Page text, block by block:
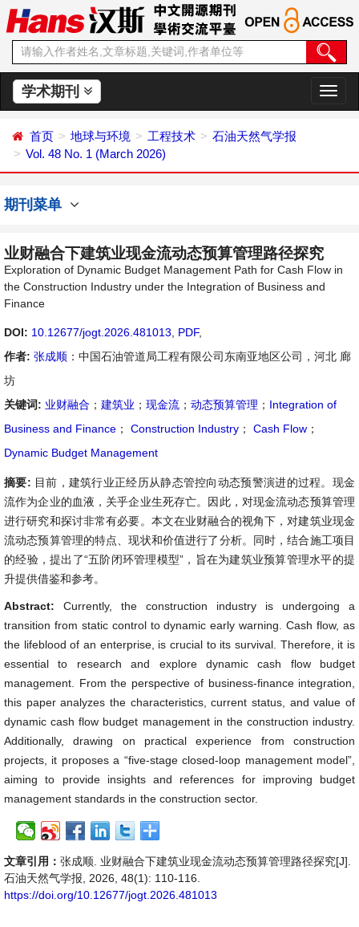
学术期刊
切
换
首页 地球与环境 工程技术
石油天然气学报
Vol. 48 No. 1 (March 2026)
期刊菜单
业财融合下建筑业现金流动态预算管理路径探究
Exploration of Dynamic Budget Management Path for Cash Flow in
the Construction Industry under the Integration of Business and
Finance
DOI: 10.12677/jogt.2026.481013 PDF,
作者: 张成顺 ：中国石油管道局工程有限公司东南亚地区公司，河北 廊
坊
关键词: 业财融合 ； 建筑业 ； 现金流 ； 动态预算管理 ； Integration of
Business and Finance ； Construction Industry ； Cash Flow ；
Dynamic Budget Management
摘要: 目前，建筑行业正经历从静态管控向动态预警演进的过程。现金
流作为企业的血液，关乎企业生死存亡。因此，对现金流动态预算管理
进行研究和探讨非常有必要。本文在业财融合的视角下，对建筑业现金
流动态预算管理的特点、现状和价值进行了分析。同时，结合施工项目
的经验，提出了“五阶闭环管理模型”，旨在为建筑业预算管理水平的提
升提供借鉴和参考。
Abstract: Currently, the construction industry is undergoing a
transition from static control to dynamic early warning. Cash flow, as
the lifeblood of an enterprise, is crucial to its survival. Therefore, it is
essential to research and explore dynamic cash flow budget
management. From the perspective of business-finance integration,
this paper analyzes the characteristics, current status, and value of
dynamic cash flow budget management in the construction industry.
Additionally, drawing on practical experience from construction
projects, it proposes a “five-stage closed-loop management model”,
aiming to provide insights and references for improving budget
management standards in the construction sector.
文章引用： 张成顺. 业财融合下建筑业现金流动态预算管理路径探究[J].
石油天然气学报, 2026, 48(1): 110-116.
https://doi.org/10.12677/jogt.2026.481013